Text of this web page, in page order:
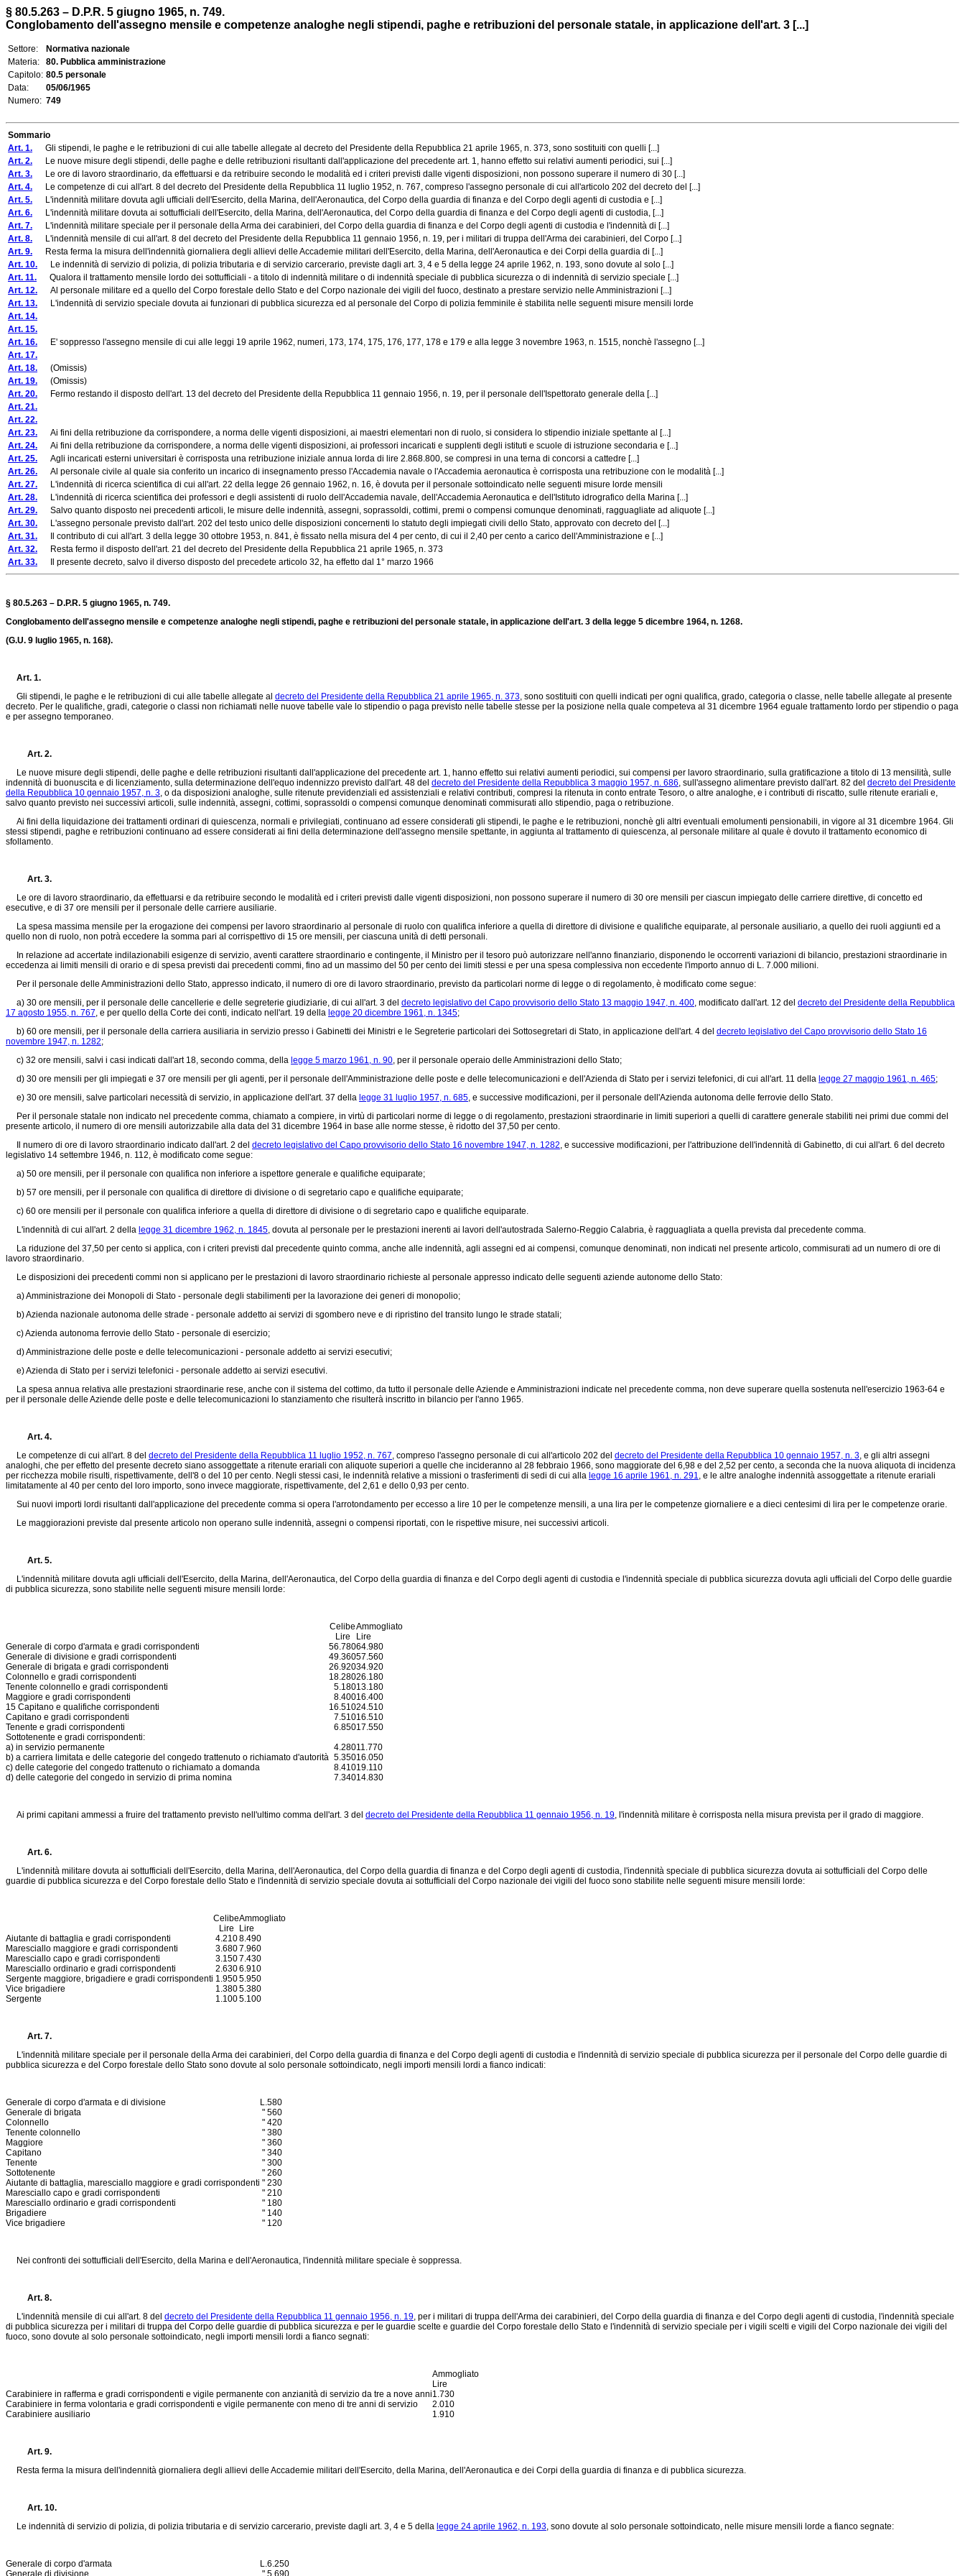
§ 80.5.263 – D.P.R. 5 giugno 1965, n. 749.
Conglobamento dell'assegno mensile e competenze analoghe negli stipendi, paghe e retribuzioni del personale statale, in applicazione dell'art. 3 [...]
Settore:
Normativa nazionale
Materia:
80. Pubblica amministrazione
Capitolo: 80.5 personale
Data:
05/06/1965
Numero: 749
Sommario
Art. 1. Gli stipendi, le paghe e le retribuzioni di cui alle tabelle allegate al decreto del Presidente della Repubblica 21 aprile 1965, n. 373, sono sostituiti con quelli [...]
Art. 2. Le nuove misure degli stipendi, delle paghe e delle retribuzioni risultanti dall'applicazione del precedente art. 1, hanno effetto sui relativi aumenti periodici, sui [...]
Art. 3. Le ore di lavoro straordinario, da effettuarsi e da retribuire secondo le modalità ed i criteri previsti dalle vigenti disposizioni, non possono superare il numero di 30 [...]
Art. 4. Le competenze di cui all'art. 8 del decreto del Presidente della Repubblica 11 luglio 1952, n. 767, compreso l'assegno personale di cui all'articolo 202 del decreto del [...]
Art. 5. L'indennità militare dovuta agli ufficiali dell'Esercito, della Marina, dell'Aeronautica, del Corpo della guardia di finanza e del Corpo degli agenti di custodia e [...]
Art. 6. L'indennità militare dovuta ai sottufficiali dell'Esercito, della Marina, dell'Aeronautica, del Corpo della guardia di finanza e del Corpo degli agenti di custodia, [...]
Art. 7. L'indennità militare speciale per il personale della Arma dei carabinieri, del Corpo della guardia di finanza e del Corpo degli agenti di custodia e l'indennità di [...]
Art. 8. L'indennità mensile di cui all'art. 8 del decreto del Presidente della Repubblica 11 gennaio 1956, n. 19, per i militari di truppa dell'Arma dei carabinieri, del Corpo [...]
Art. 9. Resta ferma la misura dell'indennità giornaliera degli allievi delle Accademie militari dell'Esercito, della Marina, dell'Aeronautica e dei Corpi della guardia di [...]
Art. 10. Le indennità di servizio di polizia, di polizia tributaria e di servizio carcerario, previste dagli art. 3, 4 e 5 della legge 24 aprile 1962, n. 193, sono dovute al solo [...]
Art. 11. Qualora il trattamento mensile lordo dei sottufficiali - a titolo di indennità militare o di indennità speciale di pubblica sicurezza o di indennità di servizio speciale [...]
Art. 12. Al personale militare ed a quello del Corpo forestale dello Stato e del Corpo nazionale dei vigili del fuoco, destinato a prestare servizio nelle Amministrazioni [...]
Art. 13. L'indennità di servizio speciale dovuta ai funzionari di pubblica sicurezza ed al personale del Corpo di polizia femminile è stabilita nelle seguenti misure mensili lorde
Art. 14.
Art. 15.
Art. 16. E' soppresso l'assegno mensile di cui alle leggi 19 aprile 1962, numeri, 173, 174, 175, 176, 177, 178 e 179 e alla legge 3 novembre 1963, n. 1515, nonchè l'assegno [...]
Art. 17.
Art. 18. (Omissis)
Art. 19. (Omissis)
Art. 20. Fermo restando il disposto dell'art. 13 del decreto del Presidente della Repubblica 11 gennaio 1956, n. 19, per il personale dell'Ispettorato generale della [...]
Art. 21.
Art. 22.
Art. 23. Ai fini della retribuzione da corrispondere, a norma delle vigenti disposizioni, ai maestri elementari non di ruolo, si considera lo stipendio iniziale spettante al [...]
Art. 24. Ai fini della retribuzione da corrispondere, a norma delle vigenti disposizioni, ai professori incaricati e supplenti degli istituti e scuole di istruzione secondaria e [...]
Art. 25. Agli incaricati esterni universitari è corrisposta una retribuzione iniziale annua lorda di lire 2.868.800, se compresi in una terna di concorsi a cattedre [...]
Art. 26. Al personale civile al quale sia conferito un incarico di insegnamento presso l'Accademia navale o l'Accademia aeronautica è corrisposta una retribuzione con le modalità [...]
Art. 27. L'indennità di ricerca scientifica di cui all'art. 22 della legge 26 gennaio 1962, n. 16, è dovuta per il personale sottoindicato nelle seguenti misure lorde mensili
Art. 28. L'indennità di ricerca scientifica dei professori e degli assistenti di ruolo dell'Accademia navale, dell'Accademia Aeronautica e dell'Istituto idrografico della Marina [...]
Art. 29. Salvo quanto disposto nei precedenti articoli, le misure delle indennità, assegni, soprassoldi, cottimi, premi o compensi comunque denominati, ragguagliate ad aliquote [...]
Art. 30. L'assegno personale previsto dall'art. 202 del testo unico delle disposizioni concernenti lo statuto degli impiegati civili dello Stato, approvato con decreto del [...]
Art. 31. Il contributo di cui all'art. 3 della legge 30 ottobre 1953, n. 841, è fissato nella misura del 4 per cento, di cui il 2,40 per cento a carico dell'Amministrazione e [...]
Art. 32. Resta fermo il disposto dell'art. 21 del decreto del Presidente della Repubblica 21 aprile 1965, n. 373
Art. 33. Il presente decreto, salvo il diverso disposto del precedete articolo 32, ha effetto dal 1° marzo 1966
§ 80.5.263 – D.P.R. 5 giugno 1965, n. 749.
Conglobamento dell'assegno mensile e competenze analoghe negli stipendi, paghe e retribuzioni del personale statale, in applicazione dell'art. 3 della legge 5 dicembre 1964, n. 1268.
(G.U. 9 luglio 1965, n. 168).
Art. 1.
Gli stipendi, le paghe e le retribuzioni di cui alle tabelle allegate al decreto del Presidente della Repubblica 21 aprile 1965, n. 373, sono sostituiti con quelli indicati per ogni qualifica, grado, categoria o classe, nelle tabelle allegate al presente
decreto. Per le qualifiche, gradi, categorie o classi non richiamati nelle nuove tabelle vale lo stipendio o paga previsto nelle tabelle stesse per la posizione nella quale competeva al 31 dicembre 1964 eguale trattamento lordo per stipendio o paga
e per assegno temporaneo.
Art. 2.
Le nuove misure degli stipendi, delle paghe e delle retribuzioni risultanti dall'applicazione del precedente art. 1, hanno effetto sui relativi aumenti periodici, sui compensi per lavoro straordinario, sulla gratificazione a titolo di 13 mensilità, sulle
indennità di buonuscita e di licenziamento, sulla determinazione dell'equo indennizzo previsto dall'art. 48 del decreto del Presidente della Repubblica 3 maggio 1957, n. 686, sull'assegno alimentare previsto dall'art. 82 del decreto del Presidente
della Repubblica 10 gennaio 1957, n. 3, o da disposizioni analoghe, sulle ritenute previdenziali ed assistenziali e relativi contributi, compresi la ritenuta in conto entrate Tesoro, o altre analoghe, e i contributi di riscatto, sulle ritenute erariali e,
salvo quanto previsto nei successivi articoli, sulle indennità, assegni, cottimi, soprassoldi o compensi comunque denominati commisurati allo stipendio, paga o retribuzione.
Ai fini della liquidazione dei trattamenti ordinari di quiescenza, normali e privilegiati, continuano ad essere considerati gli stipendi, le paghe e le retribuzioni, nonchè gli altri eventuali emolumenti pensionabili, in vigore al 31 dicembre 1964. Gli
stessi stipendi, paghe e retribuzioni continuano ad essere considerati ai fini della determinazione dell'assegno mensile spettante, in aggiunta al trattamento di quiescenza, al personale militare al quale è dovuto il trattamento economico di
sfollamento.
Art. 3.
Le ore di lavoro straordinario, da effettuarsi e da retribuire secondo le modalità ed i criteri previsti dalle vigenti disposizioni, non possono superare il numero di 30 ore mensili per ciascun impiegato delle carriere direttive, di concetto ed
esecutive, e di 37 ore mensili per il personale delle carriere ausiliarie.
La spesa massima mensile per la erogazione dei compensi per lavoro straordinario al personale di ruolo con qualifica inferiore a quella di direttore di divisione e qualifiche equiparate, al personale ausiliario, a quello dei ruoli aggiunti ed a
quello non di ruolo, non potrà eccedere la somma pari al corrispettivo di 15 ore mensili, per ciascuna unità di detti personali.
In relazione ad accertate indilazionabili esigenze di servizio, aventi carattere straordinario e contingente, il Ministro per il tesoro può autorizzare nell'anno finanziario, disponendo le occorrenti variazioni di bilancio, prestazioni straordinarie in
eccedenza ai limiti mensili di orario e di spesa previsti dai precedenti commi, fino ad un massimo del 50 per cento dei limiti stessi e per una spesa complessiva non eccedente l'importo annuo di L. 7.000 milioni.
Per il personale delle Amministrazioni dello Stato, appresso indicato, il numero di ore di lavoro straordinario, previsto da particolari norme di legge o di regolamento, è modificato come segue:
a) 30 ore mensili, per il personale delle cancellerie e delle segreterie giudiziarie, di cui all'art. 3 del decreto legislativo del Capo provvisorio dello Stato 13 maggio 1947, n. 400, modificato dall'art. 12 del decreto del Presidente della Repubblica
17 agosto 1955, n. 767, e per quello della Corte dei conti, indicato nell'art. 19 della legge 20 dicembre 1961, n. 1345;
b) 60 ore mensili, per il personale della carriera ausiliaria in servizio presso i Gabinetti dei Ministri e le Segreterie particolari dei Sottosegretari di Stato, in applicazione dell'art. 4 del decreto legislativo del Capo provvisorio dello Stato 16
novembre 1947, n. 1282;
c) 32 ore mensili, salvi i casi indicati dall'art 18, secondo comma, della legge 5 marzo 1961, n. 90, per il personale operaio delle Amministrazioni dello Stato;
d) 30 ore mensili per gli impiegati e 37 ore mensili per gli agenti, per il personale dell'Amministrazione delle poste e delle telecomunicazioni e dell'Azienda di Stato per i servizi telefonici, di cui all'art. 11 della legge 27 maggio 1961, n. 465;
e) 30 ore mensili, salve particolari necessità di servizio, in applicazione dell'art. 37 della legge 31 luglio 1957, n. 685, e successive modificazioni, per il personale dell'Azienda autonoma delle ferrovie dello Stato.
Per il personale statale non indicato nel precedente comma, chiamato a compiere, in virtù di particolari norme di legge o di regolamento, prestazioni straordinarie in limiti superiori a quelli di carattere generale stabiliti nei primi due commi del
presente articolo, il numero di ore mensili autorizzabile alla data del 31 dicembre 1964 in base alle norme stesse, è ridotto del 37,50 per cento.
Il numero di ore di lavoro straordinario indicato dall'art. 2 del decreto legislativo del Capo provvisorio dello Stato 16 novembre 1947, n. 1282, e successive modificazioni, per l'attribuzione dell'indennità di Gabinetto, di cui all'art. 6 del decreto
legislativo 14 settembre 1946, n. 112, è modificato come segue:
a) 50 ore mensili, per il personale con qualifica non inferiore a ispettore generale e qualifiche equiparate;
b) 57 ore mensili, per il personale con qualifica di direttore di divisione o di segretario capo e qualifiche equiparate;
c) 60 ore mensili per il personale con qualifica inferiore a quella di direttore di divisione o di segretario capo e qualifiche equiparate.
L'indennità di cui all'art. 2 della legge 31 dicembre 1962, n. 1845, dovuta al personale per le prestazioni inerenti ai lavori dell'autostrada Salerno-Reggio Calabria, è ragguagliata a quella prevista dal precedente comma.
La riduzione del 37,50 per cento si applica, con i criteri previsti dal precedente quinto comma, anche alle indennità, agli assegni ed ai compensi, comunque denominati, non indicati nel presente articolo, commisurati ad un numero di ore di
lavoro straordinario.
Le disposizioni dei precedenti commi non si applicano per le prestazioni di lavoro straordinario richieste al personale appresso indicato delle seguenti aziende autonome dello Stato:
a) Amministrazione dei Monopoli di Stato - personale degli stabilimenti per la lavorazione dei generi di monopolio;
b) Azienda nazionale autonoma delle strade - personale addetto ai servizi di sgombero neve e di ripristino del transito lungo le strade statali;
c) Azienda autonoma ferrovie dello Stato - personale di esercizio;
d) Amministrazione delle poste e delle telecomunicazioni - personale addetto ai servizi esecutivi;
e) Azienda di Stato per i servizi telefonici - personale addetto ai servizi esecutivi.
La spesa annua relativa alle prestazioni straordinarie rese, anche con il sistema del cottimo, da tutto il personale delle Aziende e Amministrazioni indicate nel precedente comma, non deve superare quella sostenuta nell'esercizio 1963-64 e
per il personale delle Aziende delle poste e delle telecomunicazioni lo stanziamento che risulterà inscritto in bilancio per l'anno 1965.
Art. 4.
Le competenze di cui all'art. 8 del decreto del Presidente della Repubblica 11 luglio 1952, n. 767, compreso l'assegno personale di cui all'articolo 202 del decreto del Presidente della Repubblica 10 gennaio 1957, n. 3, e gli altri assegni
analoghi, che per effetto del presente decreto siano assoggettate a ritenute erariali con aliquote superiori a quelle che incideranno al 28 febbraio 1966, sono maggiorate del 6,98 e del 2,52 per cento, a seconda che la nuova aliquota di incidenza
per ricchezza mobile risulti, rispettivamente, dell'8 o del 10 per cento. Negli stessi casi, le indennità relative a missioni o trasferimenti di sedi di cui alla legge 16 aprile 1961, n. 291, e le altre analoghe indennità assoggettate a ritenute erariali
limitatamente al 40 per cento del loro importo, sono invece maggiorate, rispettivamente, del 2,61 e dello 0,93 per cento.
Sui nuovi importi lordi risultanti dall'applicazione del precedente comma si opera l'arrotondamento per eccesso a lire 10 per le competenze mensili, a una lira per le competenze giornaliere e a dieci centesimi di lira per le competenze orarie.
Le maggiorazioni previste dal presente articolo non operano sulle indennità, assegni o compensi riportati, con le rispettive misure, nei successivi articoli.
Art. 5.
L'indennità militare dovuta agli ufficiali dell'Esercito, della Marina, dell'Aeronautica, del Corpo della guardia di finanza e del Corpo degli agenti di custodia e l'indennità speciale di pubblica sicurezza dovuta agli ufficiali del Corpo delle guardie
di pubblica sicurezza, sono stabilite nelle seguenti misure mensili lorde:
CelibeAmmogliato
Lire
Lire
Generale di corpo d'armata e gradi corrispondenti
56.78064.980
Generale di divisione e gradi corrispondenti
49.36057.560
Generale di brigata e gradi corrispondenti
26.92034.920
Colonnello e gradi corrispondenti
18.28026.180
Tenente colonnello e gradi corrispondenti
5.18013.180
Maggiore e gradi corrispondenti
8.40016.400
15 Capitano e qualifiche corrispondenti
16.51024.510
Capitano e gradi corrispondenti
7.51016.510
Tenente e gradi corrispondenti
6.85017.550
Sottotenente e gradi corrispondenti:
a) in servizio permanente
4.28011.770
b) a carriera limitata e delle categorie del congedo trattenuto o richiamato d'autorità 5.35016.050
c) delle categorie del congedo trattenuto o richiamato a domanda
8.41019.110
d) delle categorie del congedo in servizio di prima nomina
7.34014.830
Ai primi capitani ammessi a fruire del trattamento previsto nell'ultimo comma dell'art. 3 del decreto del Presidente della Repubblica 11 gennaio 1956, n. 19, l'indennità militare è corrisposta nella misura prevista per il grado di maggiore.
Art. 6.
L'indennità militare dovuta ai sottufficiali dell'Esercito, della Marina, dell'Aeronautica, del Corpo della guardia di finanza e del Corpo degli agenti di custodia, l'indennità speciale di pubblica sicurezza dovuta ai sottufficiali del Corpo delle
guardie di pubblica sicurezza e del Corpo forestale dello Stato e l'indennità di servizio speciale dovuta ai sottufficiali del Corpo nazionale dei vigili del fuoco sono stabilite nelle seguenti misure mensili lorde:
CelibeAmmogliato
Lire
Lire
Aiutante di battaglia e gradi corrispondenti
4.2108.490
Maresciallo maggiore e gradi corrispondenti
3.6807.960
Maresciallo capo e gradi corrispondenti
3.1507.430
Maresciallo ordinario e gradi corrispondenti
2.6306.910
Sergente maggiore, brigadiere e gradi corrispondenti 1.9505.950
Vice brigadiere
1.3805.380
Sergente
1.1005.100
Art. 7.
L'indennità militare speciale per il personale della Arma dei carabinieri, del Corpo della guardia di finanza e del Corpo degli agenti di custodia e l'indennità di servizio speciale di pubblica sicurezza per il personale del Corpo delle guardie di
pubblica sicurezza e del Corpo forestale dello Stato sono dovute al solo personale sottoindicato, negli importi mensili lordi a fianco indicati:
Generale di corpo d'armata e di divisione L.580
Generale di brigata
" 560
Colonnello
" 420
Tenente colonnello
" 380
Maggiore
" 360
Capitano
" 340
Tenente
" 300
Sottotenente
" 260
Aiutante di battaglia, maresciallo maggiore e gradi corrispondenti " 230
Maresciallo capo e gradi corrispondenti
" 210
Maresciallo ordinario e gradi corrispondenti
" 180
Brigadiere
" 140
Vice brigadiere
" 120
Nei confronti dei sottufficiali dell'Esercito, della Marina e dell'Aeronautica, l'indennità militare speciale è soppressa.
Art. 8.
L'indennità mensile di cui all'art. 8 del decreto del Presidente della Repubblica 11 gennaio 1956, n. 19, per i militari di truppa dell'Arma dei carabinieri, del Corpo della guardia di finanza e del Corpo degli agenti di custodia, l'indennità speciale
di pubblica sicurezza per i militari di truppa del Corpo delle guardie di pubblica sicurezza e per le guardie scelte e guardie del Corpo forestale dello Stato e l'indennità di servizio speciale per i vigili scelti e vigili del Corpo nazionale dei vigili del
fuoco, sono dovute al solo personale sottoindicato, negli importi mensili lordi a fianco segnati:
Ammogliato
Lire
Carabiniere in rafferma e gradi corrispondenti e vigile permanente con anzianità di servizio da tre a nove anni1.730
Carabiniere in ferma volontaria e gradi corrispondenti e vigile permanente con meno di tre anni di servizio
2.010
Carabiniere ausiliario
1.910
Art. 9.
Resta ferma la misura dell'indennità giornaliera degli allievi delle Accademie militari dell'Esercito, della Marina, dell'Aeronautica e dei Corpi della guardia di finanza e di pubblica sicurezza.
Art. 10.
Le indennità di servizio di polizia, di polizia tributaria e di servizio carcerario, previste dagli art. 3, 4 e 5 della legge 24 aprile 1962, n. 193, sono dovute al solo personale sottoindicato, nelle misure mensili lorde a fianco segnate:
Generale di corpo d'armata L.6.250
Generale di divisione
" 5.690